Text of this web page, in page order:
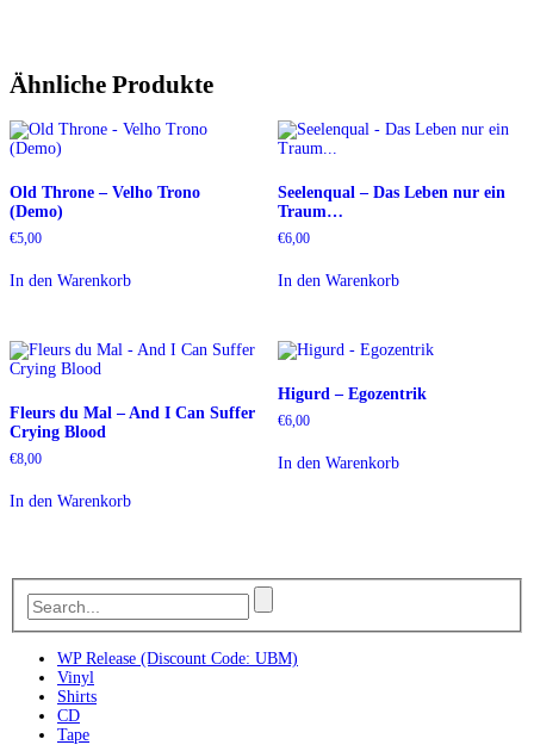
Ähnliche Produkte
Old Throne – Velho Trono
(Demo)
€5,00
In den Warenkorb
Seelenqual – Das Leben nur ein
Traum…
€6,00
In den Warenkorb
Fleurs du Mal – And I Can Suffer
Crying Blood
€8,00
In den Warenkorb
Higurd – Egozentrik
€6,00
In den Warenkorb
WP Release (Discount Code: UBM)
Vinyl
Shirts
CD
Tape